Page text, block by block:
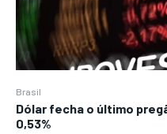
Brasil
Dólar fecha o último
0,53%